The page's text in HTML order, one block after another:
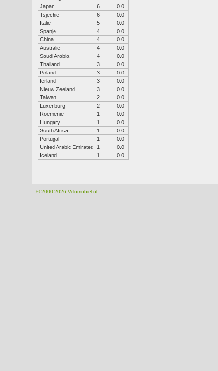
Japan
6
0.0
Tsjechië
6
0.0
Italië
5
0.0
Spanje
4
0.0
China
4
0.0
Australië
4
0.0
Saudi Arabia
4
0.0
Thailand
3
0.0
Poland
3
0.0
Ierland
3
0.0
Nieuw Zeeland
3
0.0
Taiwan
2
0.0
Luxenburg
2
0.0
Roemenie
1
0.0
Hungary
1
0.0
South Africa
1
0.0
Portugal
1
0.0
United Arabic Emirates
1
0.0
Iceland
1 0.0
© 2000-2026 Velomobiel.nl